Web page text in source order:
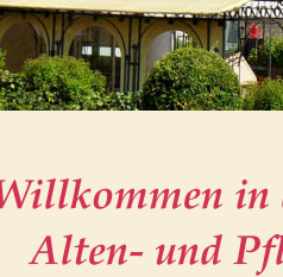
in